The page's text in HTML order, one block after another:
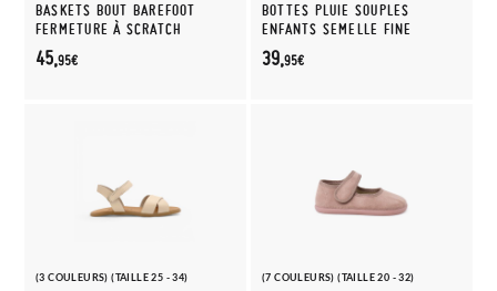
BASKETS BOUT BAREFOOT
FERMETURE À SCRATCH
45,95€
BOTTES PLUIE SOUPLES
ENFANTS SEMELLE FINE
39,95€
(3 COULEURS) (TAILLE 25 - 34) (7 COULEURS) (TAILLE 20 - 32)